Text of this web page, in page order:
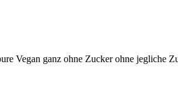
Vegan ganz ohne Zucker ohne jegliche